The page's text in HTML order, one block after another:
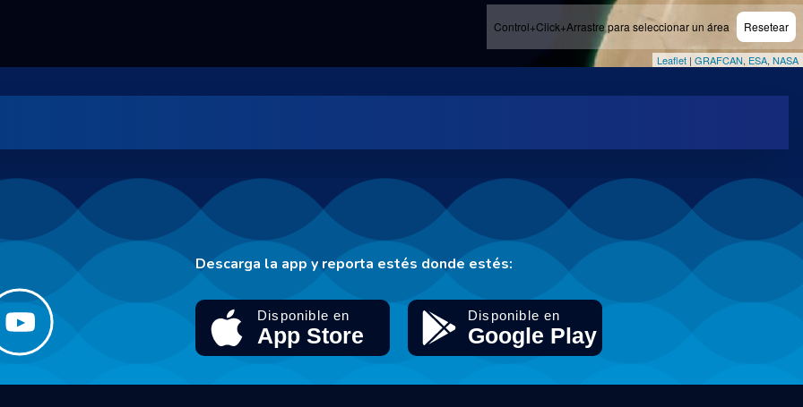
Control+Click+Arrastre para seleccionar un área Resetear
Leaflet | GRAFCAN, ESA, NASA
Descarga la app y reporta estés donde estés: